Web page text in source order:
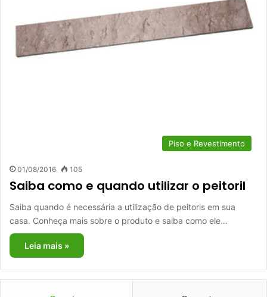
Piso e Revestimento
01/08/2016 105
Saiba como e quando utilizar o peitoril
Saiba quando é necessária a utilização de peitoris em sua
casa. Conheça mais sobre o produto e saiba como ele…
Leia mais »